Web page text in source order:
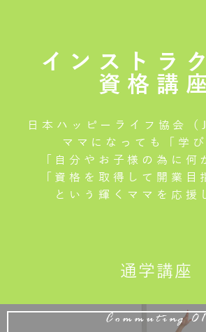
インストラ
資格講
日本ハッピーライフ協会（
ママになっても「学び
「自分やお子様の為に何
「資格を取得して開業目
という輝くママを応援
通学講座
Commuting 01